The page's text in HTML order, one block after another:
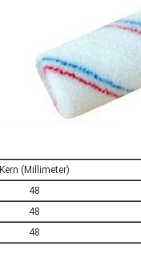
Kern (Millimeter)
48
48
48